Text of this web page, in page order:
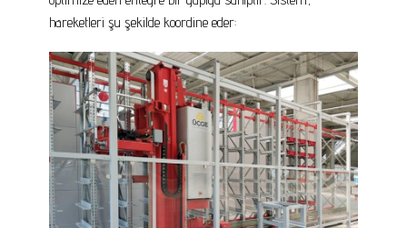
hareketleri şu şekilde koordine eder: